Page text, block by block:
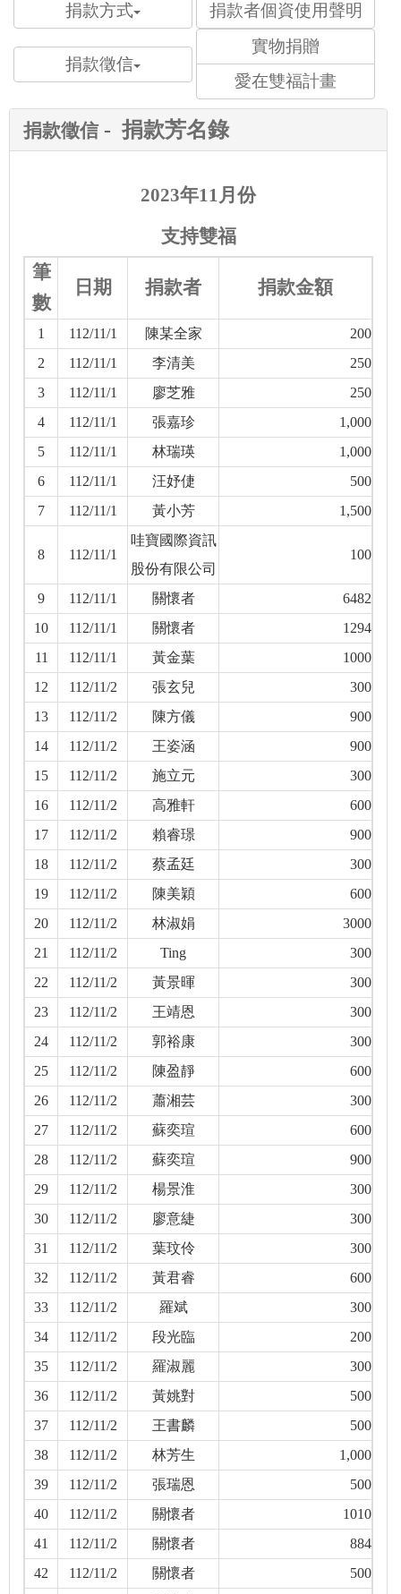
捐款方式 捐款者個資使用聲明
捐款徵信
實物捐贈
愛在雙福計畫
捐款徵信- 捐款芳名錄
2023年11月份
支持雙福
筆
數
日期 捐款者 捐款金額
1 112/11/1 陳某全家
200
2
112/11/1 李清美
250
3
112/11/1 廖芝雅
250
4
112/11/1 張嘉珍
1,000
5
112/11/1 林瑞瑛
1,000
6
112/11/1 汪妤倢
500
7
112/11/1 黃小芳 1,500
8 112/11/1
哇寶國際資訊
股份有限公司
100
9 112/11/1 關懷者
6482
10
112/11/1 關懷者
1294
11
112/11/1 黃金葉
1000
12
112/11/2 張玄兒
300
13
112/11/2 陳方儀
900
14
112/11/2 王姿涵
900
15
112/11/2 施立元
300
16
112/11/2 高雅軒
600
17
112/11/2 賴睿璟
900
18
112/11/2 蔡孟廷
300
19
112/11/2 陳美穎
600
20
112/11/2 林淑娟
3000
21
112/11/2 Ting
300
22
112/11/2 黃景暉
300
23
112/11/2 王靖恩
300
24
112/11/2 郭裕康
300
25
112/11/2 陳盈靜
600
26
112/11/2 蕭湘芸
300
27
112/11/2 蘇奕瑄
600
28
112/11/2 蘇奕瑄
900
29
112/11/2 楊景淮
300
30
112/11/2 廖意緁
300
31
112/11/2 葉玟伶
300
32
112/11/2 黃君睿
600
33
112/11/2 羅斌
300
34
112/11/2 段光臨
200
35
112/11/2 羅淑麗
300
36
112/11/2 黃姚對
500
37
112/11/2 王書麟
500
38
112/11/2 林芳生
1,000
39
112/11/2 張瑞恩
500
40
112/11/2 關懷者
1010
41
112/11/2 關懷者
884
42
112/11/2 關懷者
500